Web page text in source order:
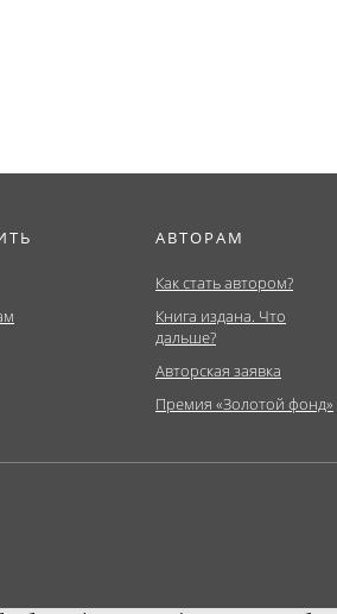
АВТОРАМ
Как стать автором?
Книга издана. Что
дальше?
Авторская заявка
Премия «Золотой фонд»